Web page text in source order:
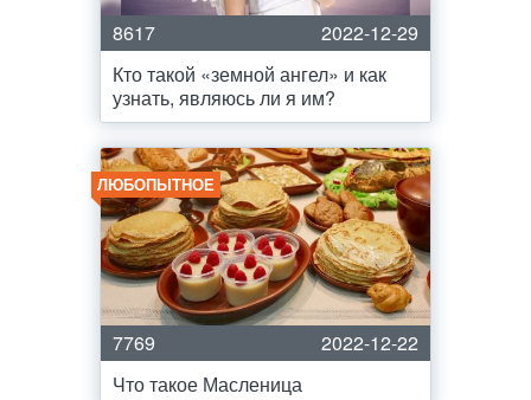
8617
2022-12-29
Кто такой «земной ангел» и как
узнать, являюсь ли я им?
ЛЮБОПЫТНОЕ
7769
2022-12-22
Что такое Масленица